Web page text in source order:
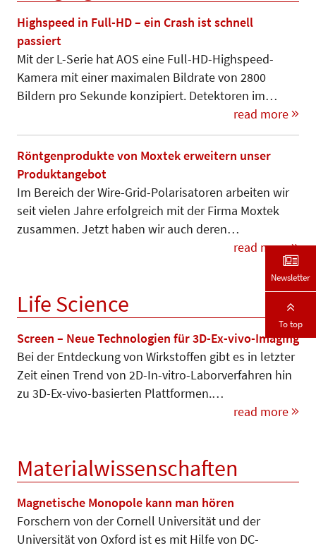
Highspeed in Full-HD – ein Crash ist schnell
passiert
Mit der L-Serie hat AOS eine Full-HD-Highspeed-
Kamera mit einer maximalen Bildrate von 2800
Bildern pro Sekunde konzipiert. Detektoren im…
read more
Röntgenprodukte von Moxtek erweitern unser
Produktangebot
Im Bereich der Wire-Grid-Polarisatoren arbeiten wir
seit vielen Jahre erfolgreich mit der Firma Moxtek
zusammen. Jetzt haben wir auch deren…
read more
Life Science
Screen – Neue Technologien für 3D-Ex-vivo-Imaging
Bei der Entdeckung von Wirkstoffen gibt es in letzter
Zeit einen Trend von 2D-In-vitro-Laborverfahren hin
zu 3D-Ex-vivo-basierten Plattformen.…
read more
Materialwissenschaften
Magnetische Monopole kann man hören
Forschern von der Cornell Universität und der
Universität von Oxford ist es mit Hilfe von DC-
Newsletter
To top